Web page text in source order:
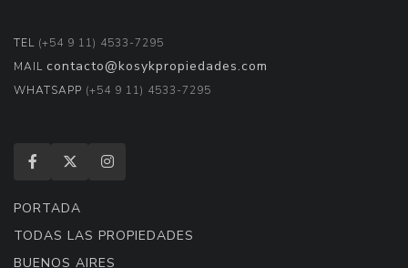
TEL (+54 9 11) 4533-7295
MAIL contacto@kosykpropiedades.com
WHATSAPP (+54 9 11) 4533-7295
PORTADA
TODAS LAS PROPIEDADES
BUENOS AIRES